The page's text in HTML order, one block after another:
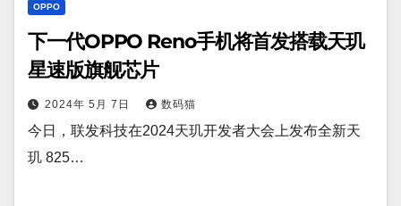
OPPO
下一代OPPO Reno手机将首发搭载天玑
星速版旗舰芯片
2024年 5月 7日 数码猫
今日，联发科技在2024天玑开发者大会上发布全新天
玑 825…